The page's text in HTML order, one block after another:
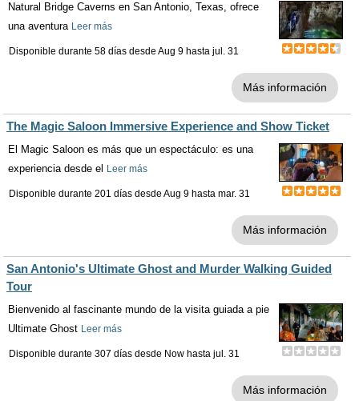
Natural Bridge Caverns en San Antonio, Texas, ofrece
una aventura Leer más
Disponible durante 58 días desde Aug 9 hasta jul. 31
Más información
The Magic Saloon Immersive Experience and Show Ticket
El Magic Saloon es más que un espectáculo: es una
experiencia desde el
Leer más
Disponible durante 201 días desde Aug 9 hasta mar. 31
Más información
San Antonio's Ultimate Ghost and Murder Walking Guided
Tour
Bienvenido al fascinante mundo de la visita guiada a pie
Ultimate Ghost Leer más
Disponible durante 307 días desde Now hasta jul. 31
Más información